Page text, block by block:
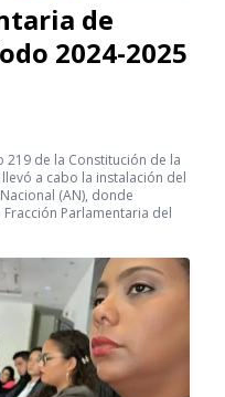
de
2024-2025
de la Constitución de la
a cabo la instalación del
(AN), donde
Parlamentaria del